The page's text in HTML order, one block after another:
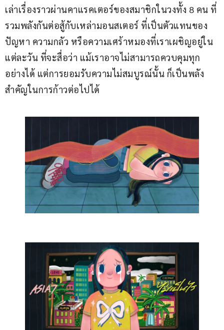
เล่าเรื่องราวผ่านคาแรคเตอร์ของสมาชิกในวงทั้ง 8 คน ที่
รวมพลังกันต่อสู้กับเหล่ามอนสเตอร์ ที่เป็นตัวแทนของ
ปัญหา ความกลัว หรือความเศร้าหมองที่เราเผชิญอยู่ใน
แต่ละวัน ที่จะสื่อว่า แม้เราอาจไม่สามารถควบคุมทุก
อย่างได้ แต่การยอมรับความไม่สมบูรณ์นั้น ก็เป็นพลัง
สำคัญในการก้าวต่อไปได้